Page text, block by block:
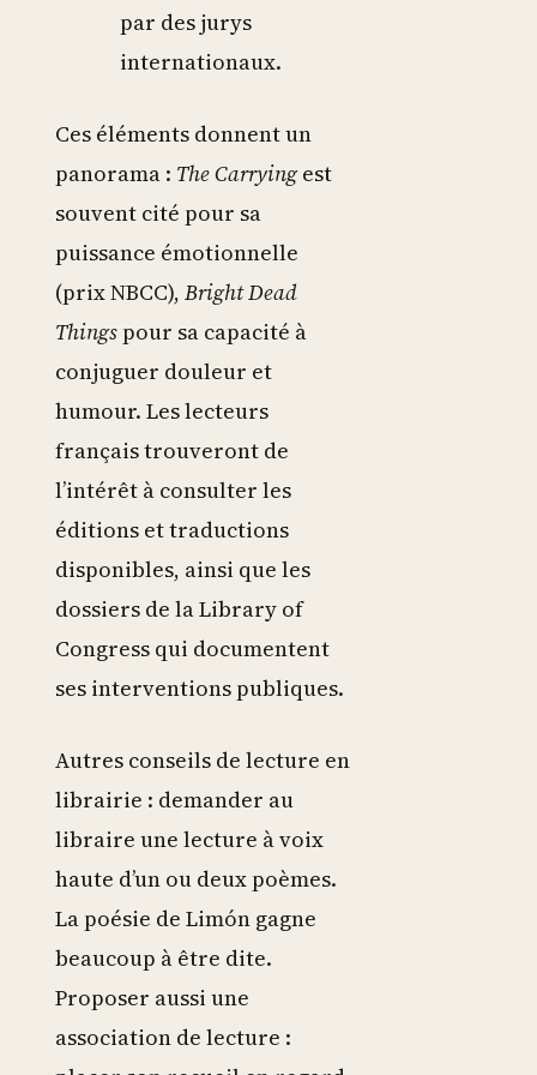
par des jurys
internationaux.
Ces éléments donnent un
panorama : The Carryingest
souvent cité pour sa
puissance émotionnelle
(prix NBCC), Bright Dead
Things pour sa capacité à
conjuguer douleur et
humour. Les lecteurs
français trouveront de
l’intérêt à consulter les
éditions et traductions
disponibles, ainsi que les
dossiers de la Library of
Congress qui documentent
ses interventions publiques.
Autres conseils de lecture en
librairie : demander au
libraire une lecture à voix
haute d’un ou deux poèmes.
La poésie de Limón gagne
beaucoup à être dite.
Proposer aussi une
association de lecture :